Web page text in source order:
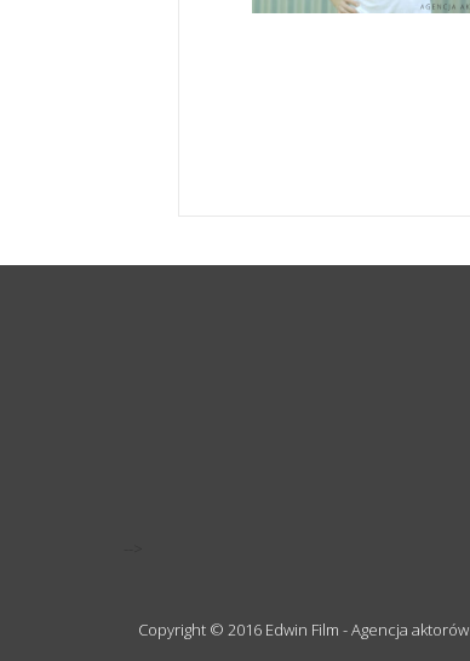
Copyright © 2016 Edwin Film - Agencja aktorów